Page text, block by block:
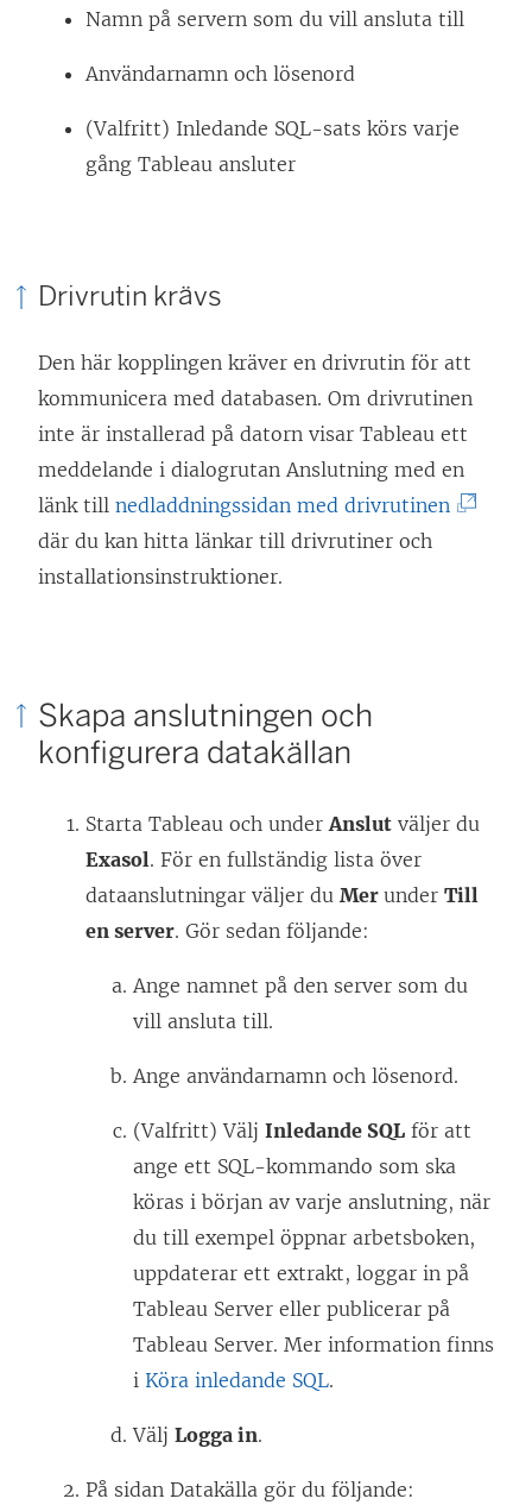
Namn på servern som du vill ansluta till
Användarnamn och lösenord
(Valfritt) Inledande SQL-sats körs varje
gång Tableau ansluter
Drivrutin krävs
Den här kopplingen kräver en drivrutin för att
kommunicera med databasen. Om drivrutinen
inte är installerad på datorn visar Tableau ett
meddelande i dialogrutan Anslutning med en
länk till nedladdningssidan med drivrutinen
p
a
t
t
ö
där du kan hitta länkar till drivrutiner och
installationsinstruktioner.
Skapa anslutningen och
konfigurera datakällan
Starta Tableau och underAnslut väljer du
Exasol. För en fullständig lista över
dataanslutningar väljer du Mer under Till
en server. Gör sedan följande:
Ange namnet på den server som du
vill ansluta till.
Ange användarnamn och lösenord.
(Valfritt) Välj Inledande SQL för att
ange ett SQL-kommando som ska
köras i början av varje anslutning, när
du till exempel öppnar arbetsboken,
uppdaterar ett extrakt, loggar in på
Tableau Server eller publicerar på
Tableau Server. Mer information finns
i Köra inledande SQL.
Välj Logga in.
På sidan Datakälla gör du följande: